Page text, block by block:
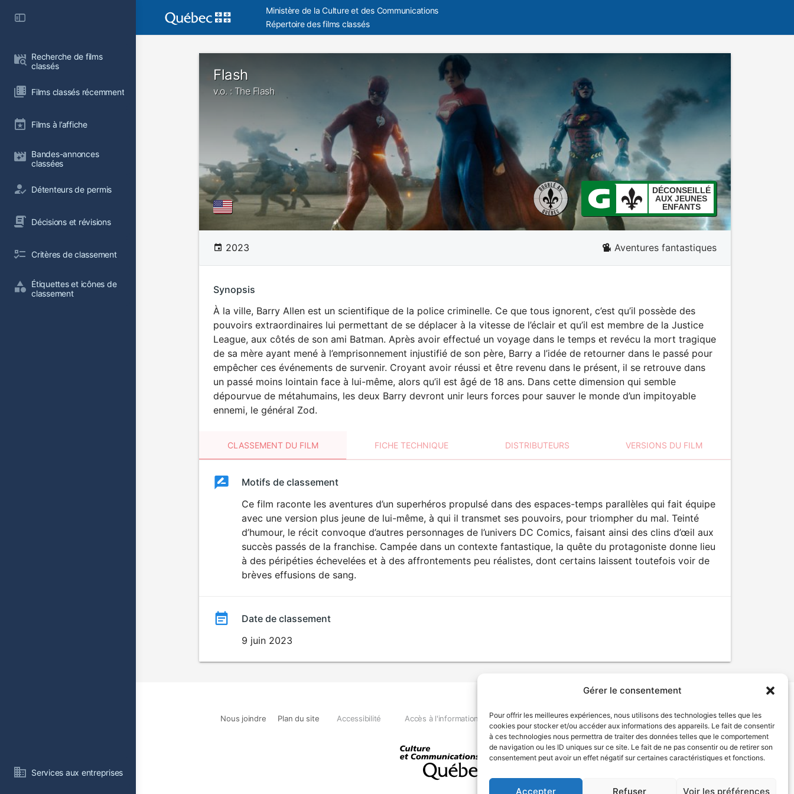
Gérer le consentement
Pour offrir les meilleures expériences, nous utilisons des technologies telles que les
cookies pour stocker et/ou accéder aux informations des appareils. Le fait de consentir
à ces technologies nous permettra de traiter des données telles que le comportement
de navigation ou les ID uniques sur ce site. Le fait de ne pas consentir ou de retirer son
consentement peut avoir un effet négatif sur certaines caractéristiques et fonctions.
Accepter Refuser Voir les préférences
Recherche de films
classés
Films classés récemment
Films à l’affiche
Bandes-annonces
classées
Détenteurs de permis
Décisions et révisions
Critères de classement
Étiquettes et icônes de
classement
Services aux entreprises
Ministère de la Culture et des Communications
Répertoire des films classés
Flash
v.o. : The Flash
DÉCONSEILLÉ
AUX JEUNES
ENFANTS
2023 Aventures fantastiques
Synopsis
À la ville, Barry Allen est un scientifique de la police criminelle. Ce que tous ignorent, c’est qu’il possède des
pouvoirs extraordinaires lui permettant de se déplacer à la vitesse de l’éclair et qu’il est membre de la Justice
League, aux côtés de son ami Batman. Après avoir effectué un voyage dans le temps et revécu la mort tragique
de sa mère ayant mené à l’emprisonnement injustifié de son père, Barry a l’idée de retourner dans le passé pour
empêcher ces événements de survenir. Croyant avoir réussi et être revenu dans le présent, il se retrouve dans
un passé moins lointain face à lui-même, alors qu’il est âgé de 18 ans. Dans cette dimension qui semble
dépourvue de métahumains, les deux Barry devront unir leurs forces pour sauver le monde d’un impitoyable
ennemi, le général Zod.
CLASSEMENT DU FILM FICHE TECHNIQUE DISTRIBUTEURS VERSIONS DU FILM
ClassementClassement
DÉCONSEILLÉ
AUX JEUNES
ENFANTS
Motifs de classement
Ce film raconte les aventures d’un superhéros propulsé dans des espaces-temps parallèles qui fait équipe
avec une version plus jeune de lui-même, à qui il transmet ses pouvoirs, pour triompher du mal. Teinté
d’humour, le récit convoque d’autres personnages de l’univers DC Comics, faisant ainsi des clins d’œil aux
succès passés de la franchise. Campée dans un contexte fantastique, la quête du protagoniste donne lieu
à des péripéties échevelées et à des affrontements peu réalistes, dont certains laissent toutefois voir de
brèves effusions de sang.
Date de classement
9 juin 2023
Nous joindre Plan du site Accessibilité Accès à l'information Déclaration de services Politique de confidentialité